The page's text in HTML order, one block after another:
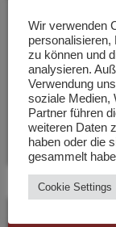
Sperrung
Landau-
Die
für
informiert die
einer
weitere
Baumbeete.
today 11. OKTOBER
Wir verwenden
personalisieren,
zu können und
analysieren.
Verwendung
soziale Medien,
Partner führen
weiteren Daten
haben oder die
gesammelt
Cookie Settings